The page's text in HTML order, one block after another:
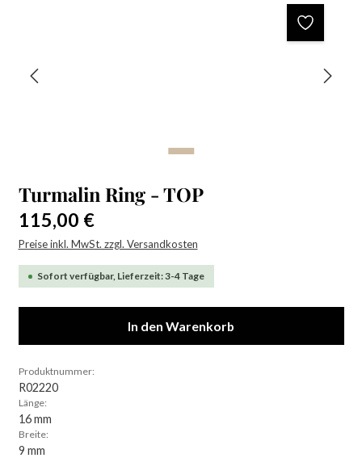
Turmalin Ring - TOP
Regulärer Preis:
115,00 €
Preise inkl. MwSt. zzgl. Versandkosten
Sofort verfügbar, Lieferzeit: 3-4 Tage
In den Warenkorb
Produktnummer:
R02220
Länge:
16 mm
Breite:
9 mm